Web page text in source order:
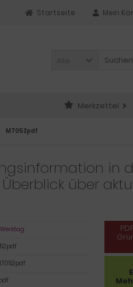
Mein
Startseite
Alle
Merkzettel
M7052pdf
in
über
Werktag